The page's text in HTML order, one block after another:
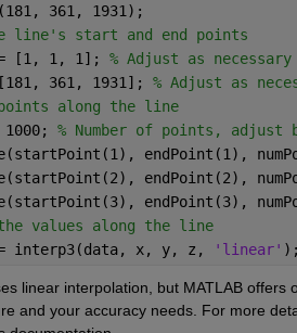
361, 1931);
line's start and end points
[1, 1, 1]; % Adjust as necessary
361, 1931]; % Adjust as
points along the line
1000; % Number of points, adjust
endPoint(1),
endPoint(2),
endPoint(3),
values along the line
interp3(data, x, y, z,
'linear'
linear interpolation, but MATLAB
and your accuracy needs. For more